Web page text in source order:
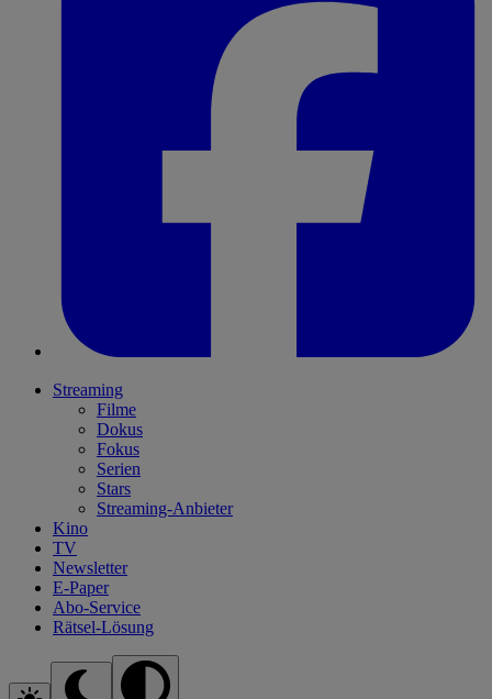
Streaming
Filme
Dokus
Fokus
Serien
Stars
Streaming-Anbieter
Kino
TV
Newsletter
E-Paper
Abo-Service
Rätsel-Lösung